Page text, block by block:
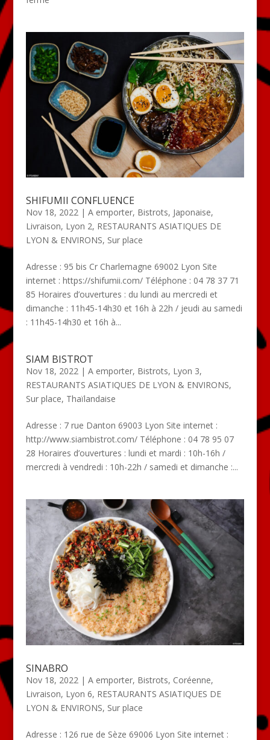
SHIFUMII CONFLUENCE
Nov 18, 2022| A emporter, Bistrots, Japonaise,
Livraison, Lyon 2, RESTAURANTS ASIATIQUES DE
LYON & ENVIRONS, Sur place
Adresse : 95 bis Cr Charlemagne 69002 Lyon Site
internet : https://shifumii.com/ Téléphone : 04 78 37 71
85 Horaires d’ouvertures : du lundi au mercredi et
dimanche : 11h45-14h30 et 16h à 22h / jeudi au samedi
: 11h45-14h30 et 16h à...
SIAM BISTROT
Nov 18, 2022| A emporter, Bistrots, Lyon 3,
RESTAURANTS ASIATIQUES DE LYON & ENVIRONS,
Sur place, Thaïlandaise
Adresse : 7 rue Danton 69003 Lyon Site internet :
http://www.siambistrot.com/ Téléphone : 04 78 95 07
28 Horaires d’ouvertures : lundi et mardi : 10h-16h /
mercredi à vendredi : 10h-22h / samedi et dimanche :...
SINABRO
Nov 18, 2022| A emporter, Bistrots, Coréenne,
Livraison, Lyon 6, RESTAURANTS ASIATIQUES DE
LYON & ENVIRONS, Sur place
Adresse : 126 rue de Sèze 69006 Lyon Site internet :